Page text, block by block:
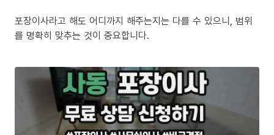
포장이사라고 해도 어디까지 해주는지는 다를 수 있으니, 범위
를 명확히 맞추는 것이 중요합니다.